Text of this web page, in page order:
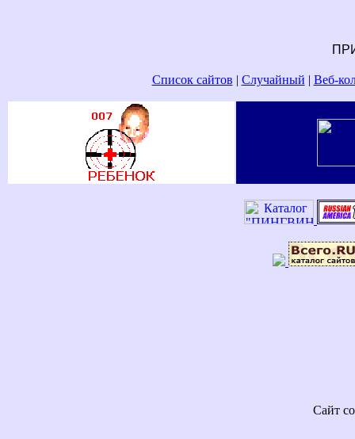
Список сайтов | Случайный | Веб-
Сайт